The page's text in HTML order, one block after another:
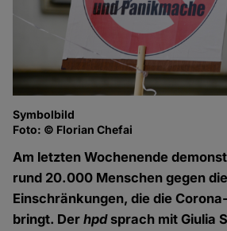
Symbolbild
Foto: © Florian Chefai
Am letzten Wochenende
rund 20.000 Menschen gegen die
Einschränkungen, die die
bringt. Derhpdsprach mit Giulia